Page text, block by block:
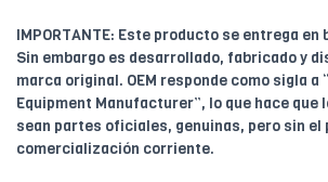
IMPORTANTE: Este producto se entrega en
Sin embargo es desarrollado, fabricado y
marca original. OEM responde como sigla a
Equipment Manufacturer”, lo que hace que
sean partes oficiales, genuinas, pero sin el
comercialización corriente.